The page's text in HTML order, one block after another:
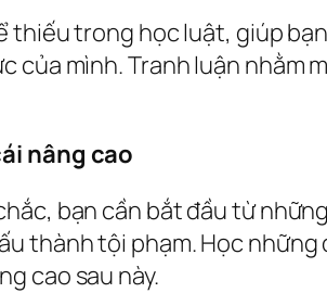
trong học luật, giúp
của mình. Tranh luận nhằm
nâng cao
bạn cần bắt đầu từ
thành tội phạm. Học
cao sau này.